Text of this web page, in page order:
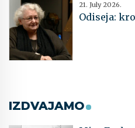
21. July 2026.
Odiseja:
IZDVAJAMO